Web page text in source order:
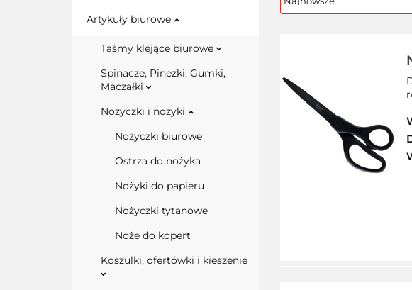
Artykuły biurowe
Taśmy klejące biurowe
Spinacze, Pinezki, Gumki,
Maczałki
Nożyczki i nożyki
Nożyczki biurowe
Ostrza do nożyka
Nożyki do papieru
Nożyczki tytanowe
Noże do kopert
Koszulki, ofertówki i kieszenie